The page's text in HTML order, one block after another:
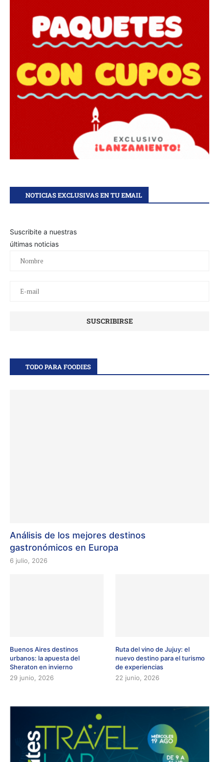
NOTICIAS EXCLUSIVAS EN TU EMAIL
Suscribite a nuestras
últimas noticias
TODO PARA FOODIES
Análisis de los mejores destinos
gastronómicos en Europa
6 julio, 2026
Buenos Aires destinos
urbanos: la apuesta del
Sheraton en invierno
29 junio, 2026
Ruta del vino de Jujuy: el
nuevo destino para el turismo
de experiencias
22 junio, 2026